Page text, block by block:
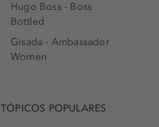
Hugo Boss - Boss
Bottled
Gisada - Ambassador
Women
TÓPICOS POPULARES